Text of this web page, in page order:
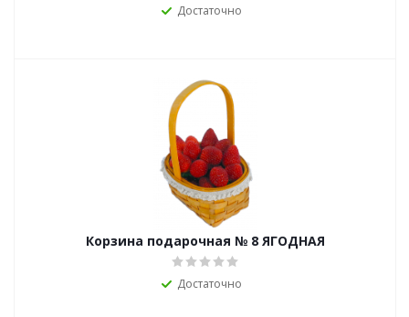
Достаточно
Корзина подарочная № 8 ЯГОДНАЯ
Достаточно